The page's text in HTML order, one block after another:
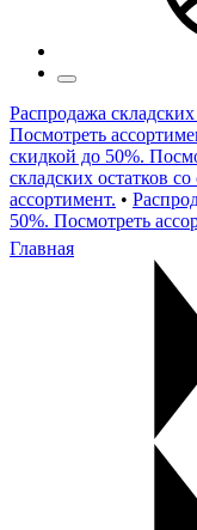
Распродажа
Посмотреть
скидкой до 50%.
складских остатков
ассортимент. •
50%. Посмотреть
Главная